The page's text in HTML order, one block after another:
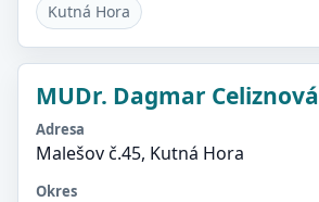
Kutná Hora
MUDr. Dagmar Celiznová
Adresa
Malešov č.45, Kutná Hora
Okres